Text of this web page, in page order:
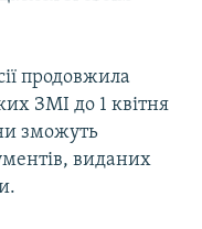
продовжила
ЗМІ до 1 квітня
зможуть
виданих